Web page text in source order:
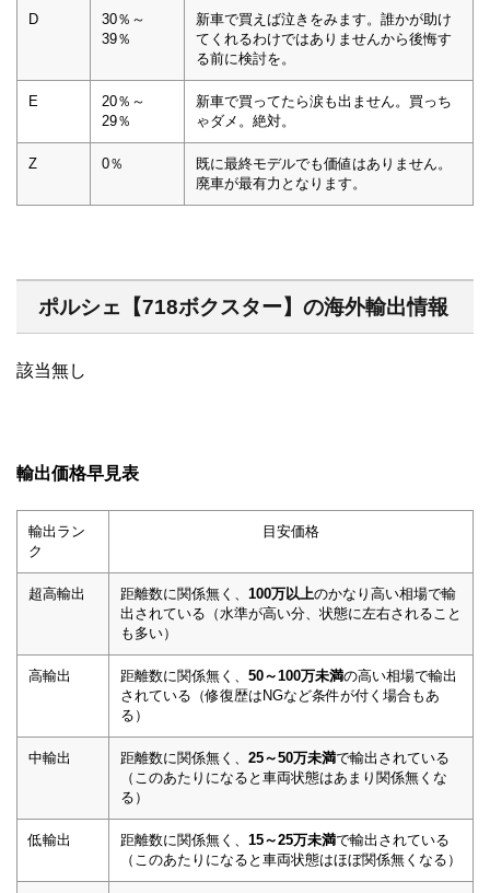
D
30％～
39％
新車で買えば泣きをみます。誰かが助け
てくれるわけではありませんから後悔す
る前に検討を。
E
20％～
29％
新車で買ってたら涙も出ません。買っち
ゃダメ。絶対。
Z 0％
既に最終モデルでも価値はありません。
廃車が最有力となります。
ポルシェ【718ボクスター】の海外輸出情報
該当無し
輸出価格早見表
輸出ラン
ク
目安価格
超高輸出 距離数に関係無く、 100万以上のかなり高い相場で輸
出されている（水準が高い分、状態に左右されること
も多い）
高輸出 距離数に関係無く、 50～100万未満の高い相場で輸出
されている（修復歴はNGなど条件が付く場合もあ
る）
中輸出 距離数に関係無く、 25～50万未満で輸出されている
（このあたりになると車両状態はあまり関係無くな
る）
低輸出 距離数に関係無く、 15～25万未満で輸出されている
（このあたりになると車両状態はほぼ関係無くなる）